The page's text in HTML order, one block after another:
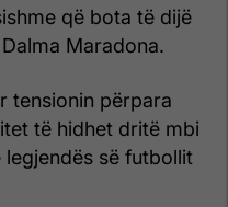
që bota të dijë
Maradona.
tensionin përpara
të hidhet dritë mbi
së futbollit